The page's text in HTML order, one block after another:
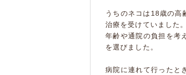
うちのネコは18歳の高
治療を受けていました。
年齢や通院の負担を考
を選びました。
病院に連れて行ったと